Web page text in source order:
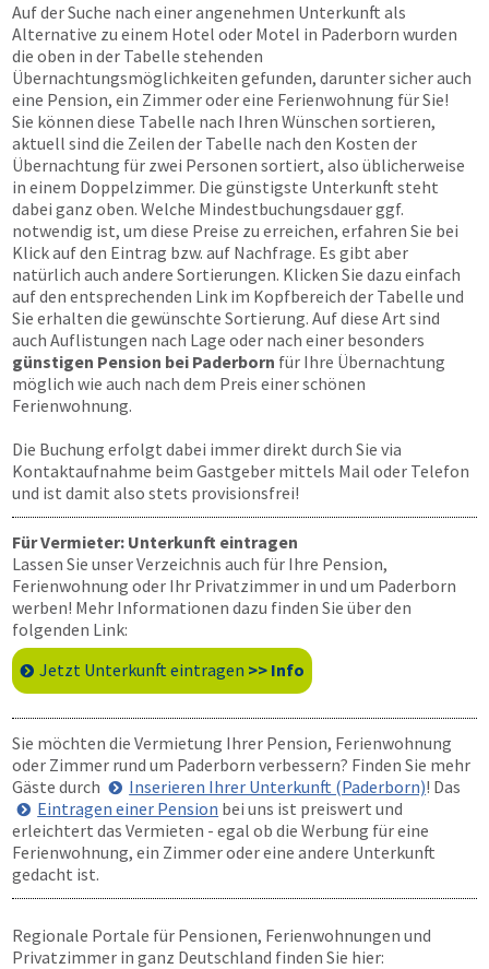
Auf der Suche nach einer angenehmen Unterkunft als
Alternative zu einem Hotel oder Motel in Paderborn wurden
die oben in der Tabelle stehenden
Übernachtungsmöglichkeiten gefunden, darunter sicher auch
eine Pension, ein Zimmer oder eine Ferienwohnung für Sie!
Sie können diese Tabelle nach Ihren Wünschen sortieren,
aktuell sind die Zeilen der Tabelle nach den Kosten der
Übernachtung für zwei Personen sortiert, also üblicherweise
in einem Doppelzimmer. Die günstigste Unterkunft steht
dabei ganz oben. Welche Mindestbuchungsdauer ggf.
notwendig ist, um diese Preise zu erreichen, erfahren Sie bei
Klick auf den Eintrag bzw. auf Nachfrage. Es gibt aber
natürlich auch andere Sortierungen. Klicken Sie dazu einfach
auf den entsprechenden Link im Kopfbereich der Tabelle und
Sie erhalten die gewünschte Sortierung. Auf diese Art sind
auch Auflistungen nach Lage oder nach einer besonders
günstigen Pension bei Paderborn für Ihre Übernachtung
möglich wie auch nach dem Preis einer schönen
Ferienwohnung.
Die Buchung erfolgt dabei immer direkt durch Sie via
Kontaktaufnahme beim Gastgeber mittels Mail oder Telefon
und ist damit also stets provisionsfrei!
Für Vermieter: Unterkunft eintragen
Lassen Sie unser Verzeichnis auch für Ihre Pension,
Ferienwohnung oder Ihr Privatzimmer in und um Paderborn
werben! Mehr Informationen dazu finden Sie über den
folgenden Link:
Jetzt Unterkunft eintragen >> Info
Sie möchten die Vermietung Ihrer Pension, Ferienwohnung
oder Zimmer rund um Paderborn verbessern? Finden Sie mehr
Gäste durch
Inserieren Ihrer Unterkunft (Paderborn)! Das
Eintragen einer Pension bei uns ist preiswert und
erleichtert das Vermieten - egal ob die Werbung für eine
Ferienwohnung, ein Zimmer oder eine andere Unterkunft
gedacht ist.
Regionale Portale für Pensionen, Ferienwohnungen und
Privatzimmer in ganz Deutschland finden Sie hier: